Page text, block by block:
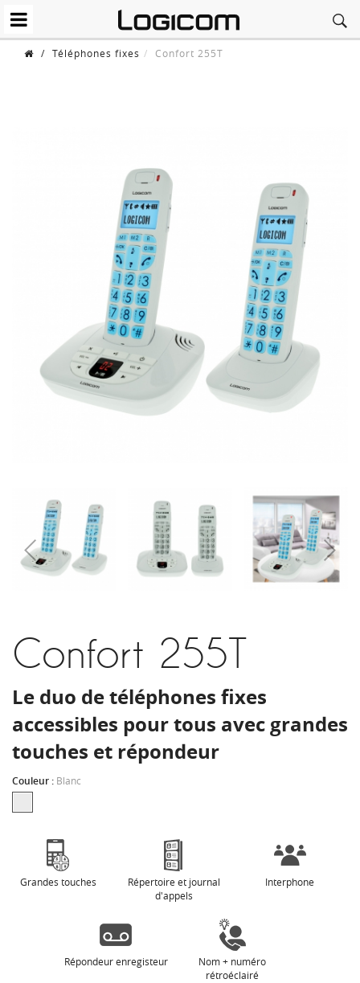
/ Téléphones fixes Confort 255T
Confort 255T
Le duo de téléphones fixes
accessibles pour tous avec grandes
touches et répondeur
Couleur : Blanc
Grandes touches
Répertoire et journal
d'appels
Interphone
Répondeur enregisteur
Nom + numéro
rétroéclairé